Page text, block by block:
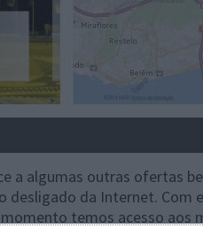
a algumas outras ofertas
da Internet. Com
temos acesso aos